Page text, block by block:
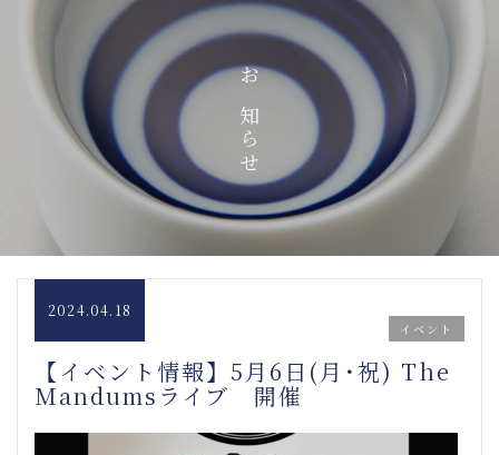
お知らせ
2024.04.18
イベント
【イベント情報】5月6日(月･祝) The
Mandumsライブ 開催